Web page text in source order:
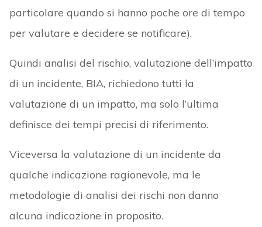
particolare quando si hanno poche ore di tempo
per valutare e decidere se notificare).
Quindi analisi del rischio, valutazione dell’impatto
di un incidente, BIA, richiedono tutti la
valutazione di un impatto, ma solo l’ultima
definisce dei tempi precisi di riferimento.
Viceversa la valutazione di un incidente da
qualche indicazione ragionevole, ma le
metodologie di analisi dei rischi non danno
alcuna indicazione in proposito.